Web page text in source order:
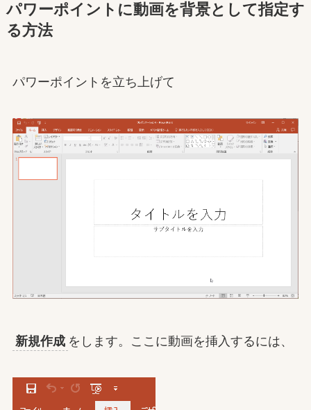
パワーポイントに動画を背景として指定す
る方法
パワーポイントを立ち上げて
新規作成 をします。ここに動画を挿入するには、